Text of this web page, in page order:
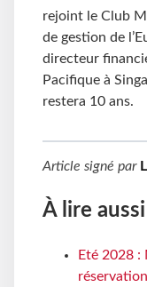
rejoint le Club
de gestion de
directeur
Pacifique à
restera 10 ans.
Article signé par
À lire aussi
Eté 2028 :